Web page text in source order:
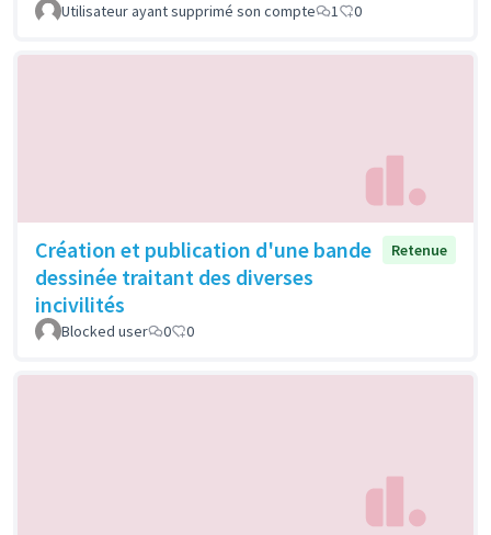
Utilisateur ayant supprimé son compte 1 0
Création et publication d'une bande
dessinée traitant des diverses
incivilités
Retenue
Blocked user 0 0